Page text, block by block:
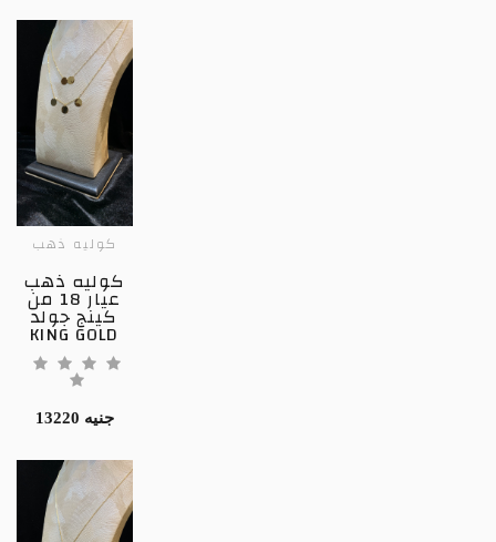
كوليه ذهب
كوليه ذهب
عيار 18 من
كينج جولد
KING GOLD
13220 جنيه